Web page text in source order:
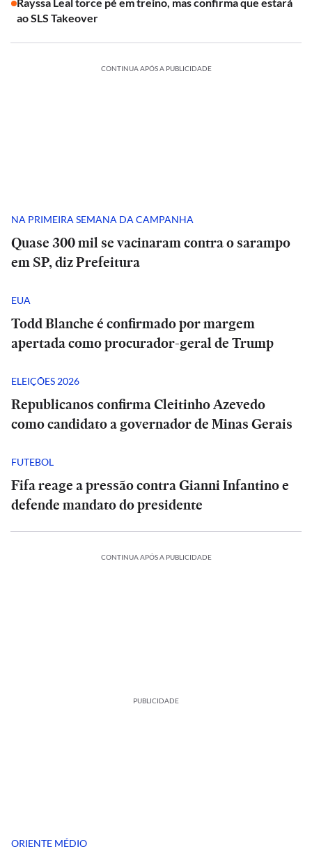
ao SLS Takeover
CONTINUA APÓS A PUBLICIDADE
NA PRIMEIRA SEMANA DA CAMPANHA
Quase 300 mil se vacinaram contra o sarampo
em SP, diz Prefeitura
EUA
Todd Blanche é confirmado por margem
apertada como procurador-geral de Trump
ELEIÇÕES 2026
Republicanos confirma Cleitinho Azevedo
como candidato a governador de Minas Gerais
FUTEBOL
Fifa reage a pressão contra Gianni Infantino e
defende mandato do presidente
CONTINUA APÓS A PUBLICIDADE
PUBLICIDADE
ORIENTE MÉDIO